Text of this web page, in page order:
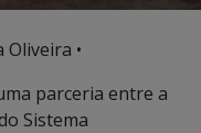
Oliveira •
parceria entre a
Sistema